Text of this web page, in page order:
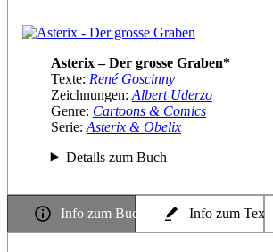
Asterix – Der grosse Graben*
Texte: René Goscinny
Zeichnungen: Albert Uderzo
Genre: Cartoons & Comics
Serie: Asterix & Obelix
Details zum Buch
Info zum Buch Info zum Texter